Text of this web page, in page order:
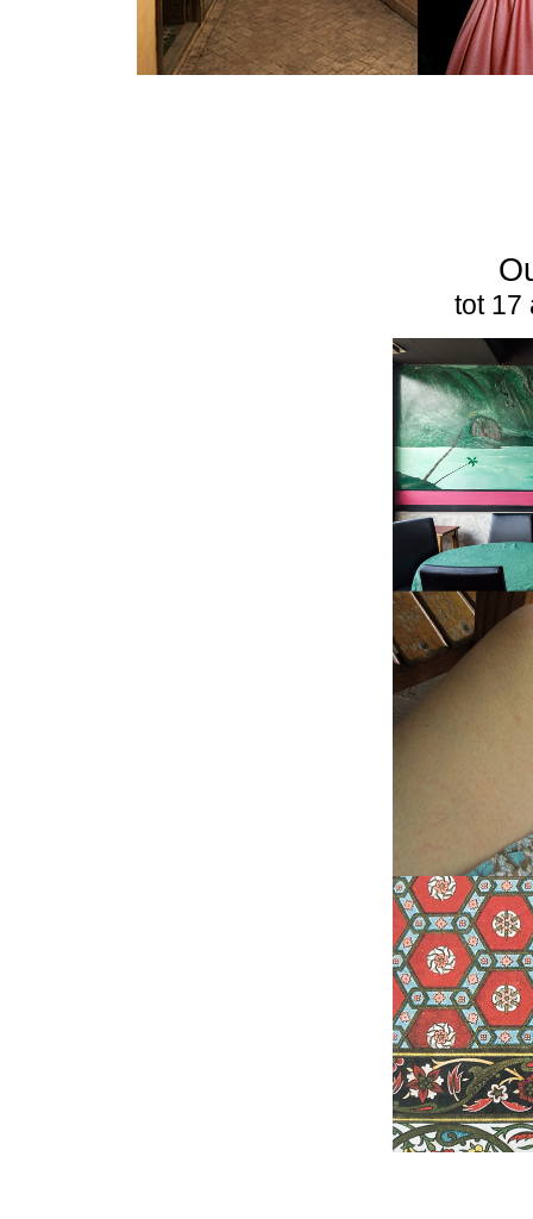
tot 17